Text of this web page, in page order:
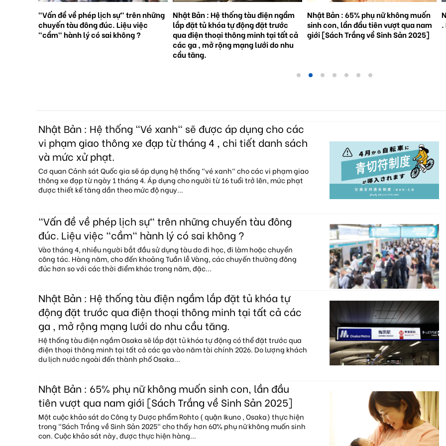
Nhật Bản : Hệ thống tàu điện ngầm
lắp đặt tủ khóa tự động đặt trước
qua điện thoại thông minh tại tất cả
Nhật Bản : 65% phụ nữ không muốn
sinh con, lần đầu tiên vượt qua nam
giới [Sách Trắng về Sinh Sản 2025]
Natto trở thành hiện tượng toàn cầu
. Bối cảnh và triển vọng tương lai.
Nhật Bản : Hệ thống "Vé xanh" sẽ được áp dụng cho các
vi phạm giao thông xe đạp từ tháng 4 , chi tiết danh sách
và mức xử phạt.
Cơ quan Cảnh sát Quốc gia sẽ áp dụng hệ thống "vé xanh" cho các vi phạm giao
thông xe đạp từ ngày 1 tháng 4. Áp dụng cho người từ 16 tuổi trở lên, mức phạt
được thiết kế tăng dần theo mức độ nguy...
"Vấn đề về phép lịch sự" trên những chuyến tàu đông
đúc. Liệu việc "cầm" hành lý có sai không ?
Vào tháng 4, nhiều người bắt đầu sử dụng tàu do đi học, đi làm hoặc chuyển
công tác. Hàng năm, cho đến khoảng Tuần lễ Vàng, các chuyến thường đông
đúc hơn so với các thời điểm khác trong năm, đặc...
Nhật Bản : Hệ thống tàu điện ngầm lắp đặt tủ khóa tự
động đặt trước qua điện thoại thông minh tại tất cả các
ga , mở rộng mạng lưới do nhu cầu tăng.
Hệ thống tàu điện ngầm Osaka sẽ lắp đặt tủ khóa tự động có thể đặt trước qua
điện thoại thông minh tại tất cả các ga vào năm tài chính 2026. Do lượng khách
du lịch nước ngoài đến thành phố Osaka...
Nhật Bản : 65% phụ nữ không muốn sinh con, lần đầu
tiên vượt qua nam giới [Sách Trắng về Sinh Sản 2025]
Một cuộc khảo sát do Công ty Dược phẩm Rohto ( quận Ikuno , Osaka) thực hiện
trong "Sách Trắng về Sinh Sản 2025" cho thấy hơn 60% phụ nữ không muốn sinh
con. Cuộc khảo sát này, được thực hiện hàng...